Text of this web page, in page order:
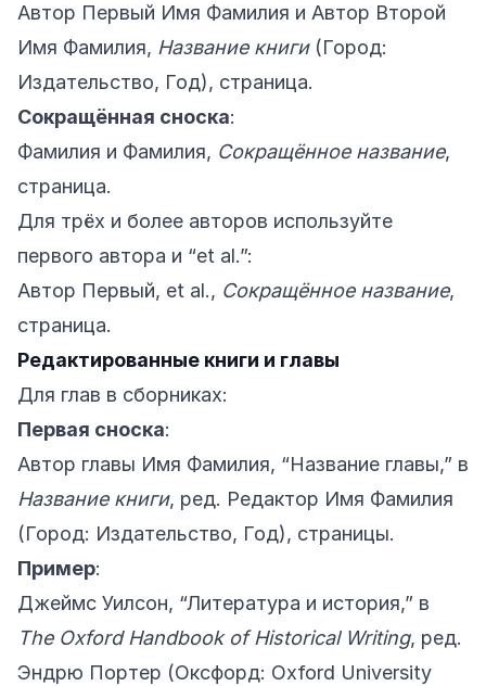
Автор Первый Имя Фамилия и Автор Второй
Имя Фамилия, Название книги(Город:
Издательство, Год), страница.
Сокращённая сноска:
Фамилия и Фамилия, Сокращённое название,
страница.
Для трёх и более авторов используйте
первого автора и “et al.”:
Автор Первый, et al., Сокращённое название,
страница.
Редактированные книги и главы
Для глав в сборниках:
Первая сноска:
Автор главы Имя Фамилия, “Название главы,” в
Название книги, ред. Редактор Имя Фамилия
(Город: Издательство, Год), страницы.
Пример:
Джеймс Уилсон, “Литература и история,” в
The Oxford Handbook of Historical Writing, ред.
Эндрю Портер (Оксфорд: Oxford University